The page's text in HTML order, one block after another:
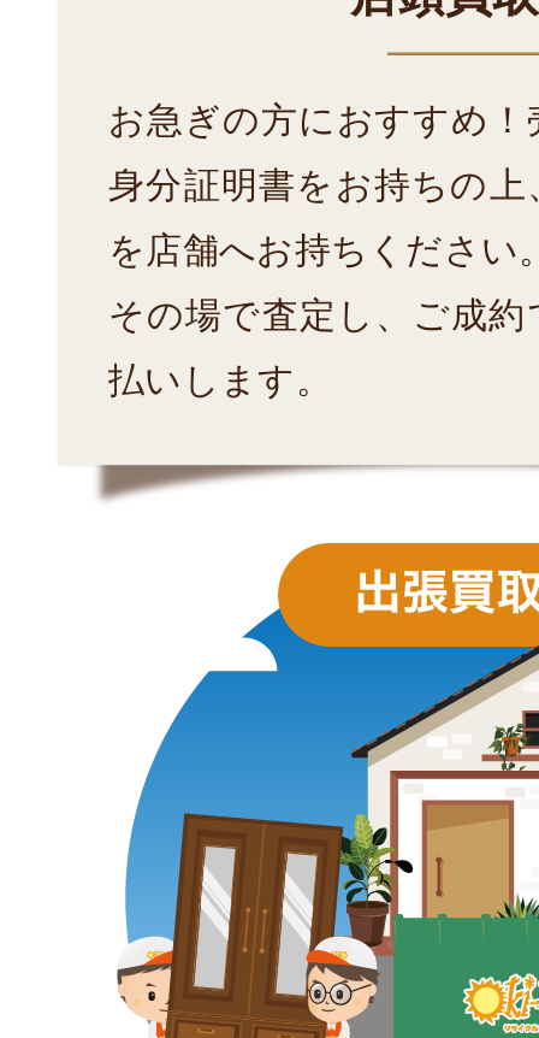
お急ぎの方におすすめ！
身分証明書をお持ちの
を店舗へお持ちください
その場で査定し、ご成
払いします。